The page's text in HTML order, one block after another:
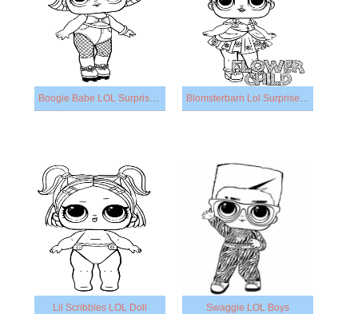
Boogie Babe LOL Surprise Doll Blomsterbarn Lol Surprise Doll
Lil Scribbles LOL Doll Swaggie LOL Boys